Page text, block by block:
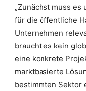
„Zunächst muss es
für die öffentliche
Unternehmen
braucht es kein
eine konkrete
marktbasierte
bestimmten Sektor